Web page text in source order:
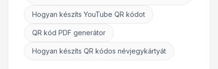
Hogyan készíts YouTube QR kódot
QR kód PDF generátor
Hogyan készíts QR kódos névjegykártyát